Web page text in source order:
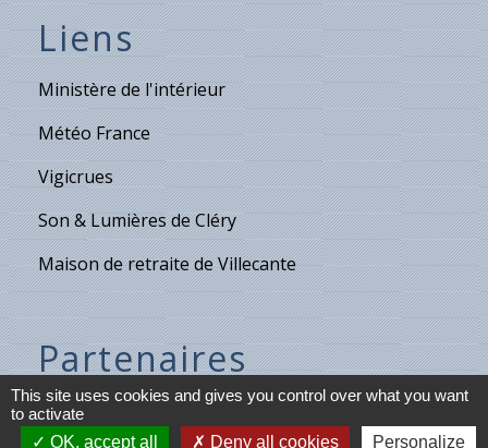
Liens
Ministère de l'intérieur
Météo France
Vigicrues
Son & Lumières de Cléry
Maison de retraite de Villecante
Partenaires
C.C.T.V.L.
This site uses cookies and gives you control over what you want
to activate
OK, accept all
Deny all cookies Personalize